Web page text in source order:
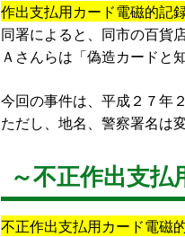
作出支払用カード電磁的記
同署によると、同市の百貨
Ａさんらは「偽造カードと
今回の事件は、平成２７年
ただし、地名、警察署名は
～不正作出支
不正作出支払用カード電磁